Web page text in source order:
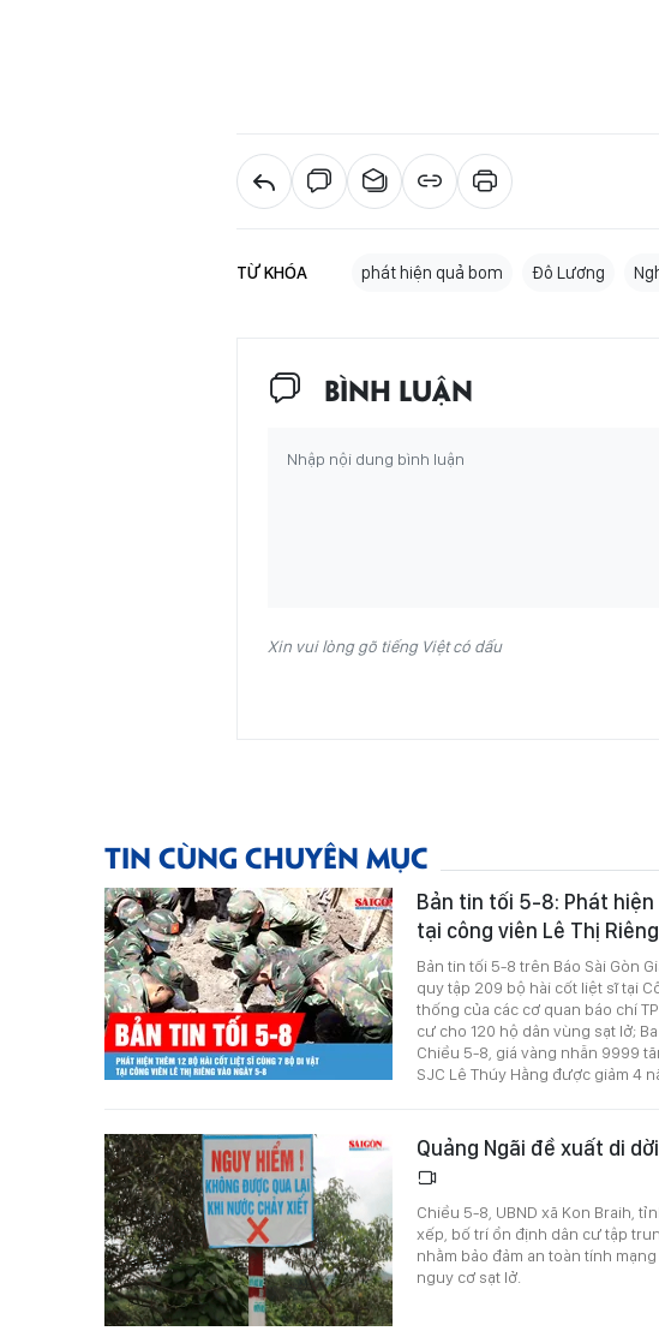
TỪ KHÓA phát hiện quả bom Đô Lương
BÌNH LUẬN
Xin vui lòng gõ tiếng Việt có dấu
TIN CÙNG CHUYÊN MỤC
Bản tin tối 5-8: Phát
tại công viên Lê Thị
Bản tin tối 5-8 trên Báo Sài Gòn
quy tập 209 bộ hài cốt liệt sĩ tại
thống của các cơ quan báo chí
cư cho 120 hộ dân vùng sạt lở;
Chiều 5-8, giá vàng nhẫn 9999
SJC Lê Thúy Hằng được giảm 4
Quảng Ngãi đề xuất di
Chiều 5-8, UBND xã Kon Braih,
xếp, bố trí ổn định dân cư tập
nhằm bảo đảm an toàn tính
nguy cơ sạt lở.